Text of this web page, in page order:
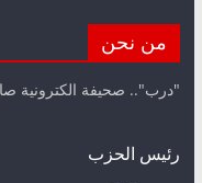
من نحن
"درب".. صحيفة الكترونية
رئيس الحزب